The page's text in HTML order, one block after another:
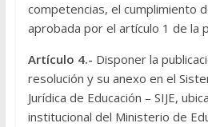
competencias, el cumplimiento
aprobada por el artículo 1 de la
Artículo 4.- Disponer la
resolución y su anexo en el
Jurídica de Educación – SIJE,
institucional del Ministerio de